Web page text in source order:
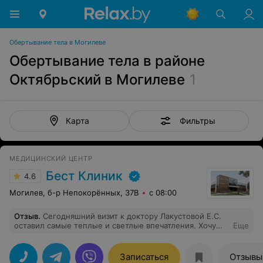
Обертывание тела в Могилеве
Обертывание тела в районе
Октябрьский в Могилеве 1
Карта Фильтры
МЕДИЦИНСКИЙ ЦЕНТР
4.6 Бест Клиник
Могилев, б-р Непокорённых, 37В с 08:00
Отзыв. Сегодняшний визит к доктору Лакустовой Е.С.
оставил самые теплые и светлые впечатления. Хочу
невероятное внимание, которое было уделено моей
проблеме. Чувствуется настоящий профессионализм в
Еще
Записаться Отзывы